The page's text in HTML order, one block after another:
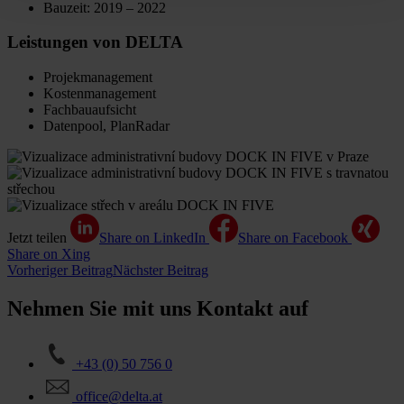
Bauzeit: 2019 – 2022
Leistungen von DELTA
Projekmanagement
Kostenmanagement
Fachbauaufsicht
Datenpool, PlanRadar
Jetzt teilen Share on LinkedIn
Share on Facebook
Share on Xing
Vorheriger BeitragNächster Beitrag
Nehmen Sie mit uns Kontakt auf
+43 (0) 50 756 0
office@delta.at